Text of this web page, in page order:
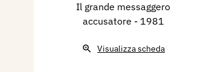
Il grande messaggero
accusatore - 1981
Visualizza scheda